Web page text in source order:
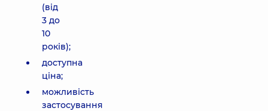
(від
3 до
10
років);
доступна
ціна;
можливість
застосування